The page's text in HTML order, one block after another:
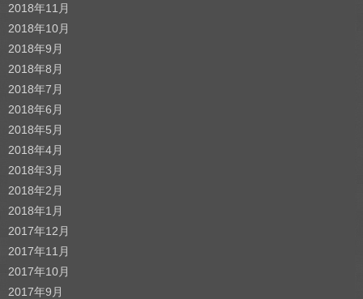
2018年11月
2018年10月
2018年9月
2018年8月
2018年7月
2018年6月
2018年5月
2018年4月
2018年3月
2018年2月
2018年1月
2017年12月
2017年11月
2017年10月
2017年9月